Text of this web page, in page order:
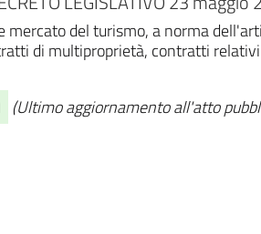
del turismo, a norma
di multiproprietà, contratti
(Ultimo aggiornamento all'atto